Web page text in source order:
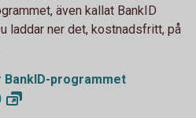
även kallat BankID
laddar ner det, kostnadsfritt, på
programmet